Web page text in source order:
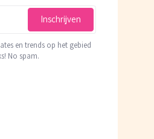
Inschrijven
en trends op het gebied
No spam.